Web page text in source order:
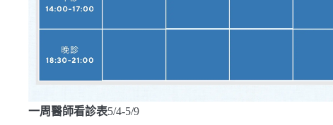
一周醫師看診表5/4-5/9